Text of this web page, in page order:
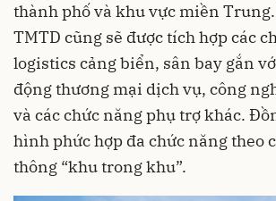
thành phố và khu vực miền
TMTD cũng sẽ được tích hợp các
logistics cảng biển, sân bay gắn
động thương mại dịch vụ, công
và các chức năng phụ trợ khác.
hình phức hợp đa chức năng theo
thông “khu trong khu”.